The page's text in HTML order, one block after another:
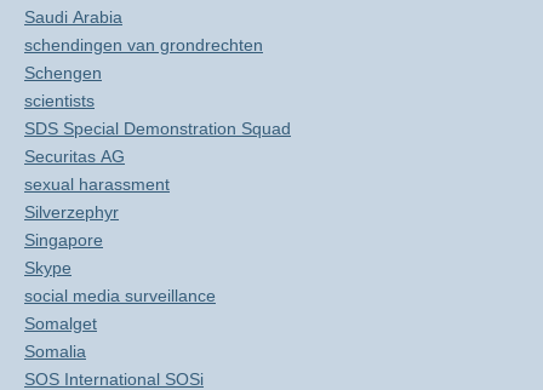
Saudi Arabia
schendingen van grondrechten
Schengen
scientists
SDS Special Demonstration Squad
Securitas AG
sexual harassment
Silverzephyr
Singapore
Skype
social media surveillance
Somalget
Somalia
SOS International SOSi